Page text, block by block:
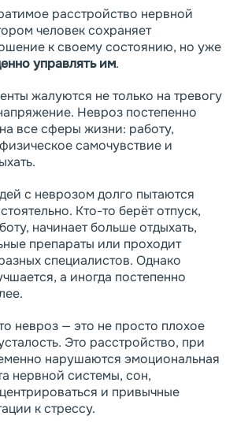
расстройство нервной
человек сохраняет
к своему состоянию, но уже
управлять им.
жалуются не только на тревогу
Невроз постепенно
все сферы жизни: работу,
самочувствие и
с неврозом долго пытаются
Кто-то берёт отпуск,
начинает больше отдыхать,
препараты или проходит
специалистов. Однако
а иногда постепенно
невроз — это не просто плохое
Это расстройство, при
нарушаются эмоциональная
нервной системы, сон,
и привычные
к стрессу.